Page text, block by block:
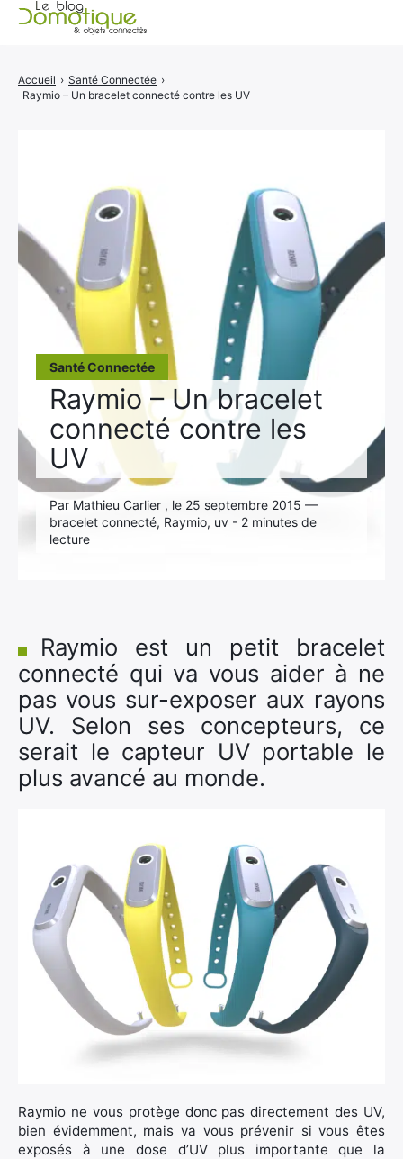
Santé Connectée
Raymio – Un bracelet
connecté contre les
UV
Par Mathieu Carlier , le 25 septembre 2015 —
bracelet connecté, Raymio, uv - 2 minutes de
lecture
Accueil › Santé Connectée ›
Raymio – Un bracelet connecté contre les UV
Raymio est un petit bracelet
connecté qui va vous aider à ne
pas vous sur-exposer aux rayons
UV. Selon ses concepteurs, ce
serait le capteur UV portable le
plus avancé au monde.
Raymio ne vous protège donc pas directement des UV,
bien évidemment, mais va vous prévenir si vous êtes
exposés à une dose d’UV plus importante que la
Catégories